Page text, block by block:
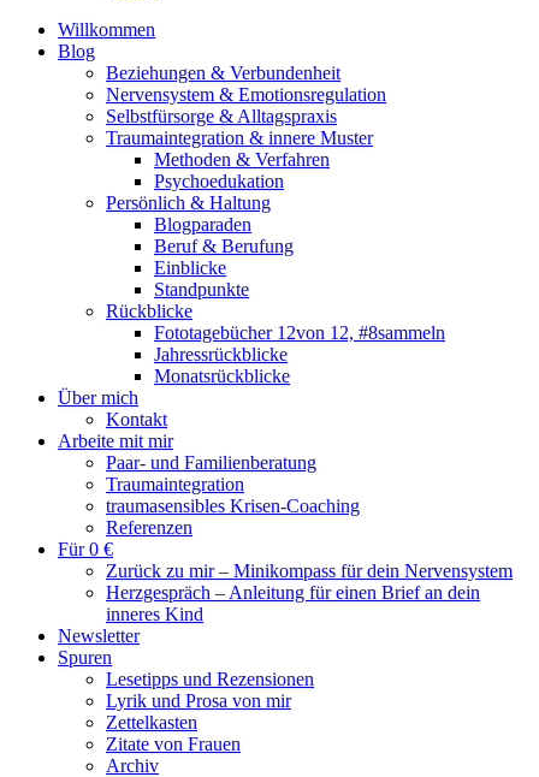
Willkommen
Blog
Beziehungen & Verbundenheit
Nervensystem & Emotionsregulation
Selbstfürsorge & Alltagspraxis
Traumaintegration & innere Muster
Methoden & Verfahren
Psychoedukation
Persönlich & Haltung
Blogparaden
Beruf & Berufung
Einblicke
Standpunkte
Rückblicke
Fototagebücher 12von 12, #8sammeln
Jahressrückblicke
Monatsrückblicke
Über mich
Kontakt
Arbeite mit mir
Paar- und Familienberatung
Traumaintegration
traumasensibles Krisen-Coaching
Referenzen
Für 0 €
Zurück zu mir – Minikompass für dein Nervensystem
Herzgespräch – Anleitung für einen Brief an dein
inneres Kind
Newsletter
Spuren
Lesetipps und Rezensionen
Lyrik und Prosa von mir
Zettelkasten
Zitate von Frauen
Archiv